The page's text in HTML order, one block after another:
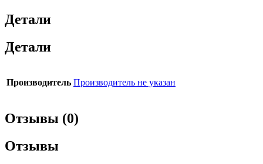
Детали
Детали
Производитель Производитель не указан
Отзывы (0)
Отзывы